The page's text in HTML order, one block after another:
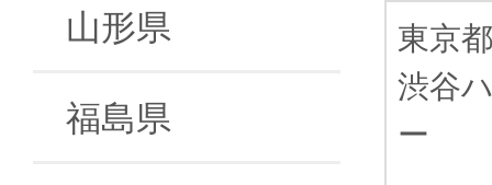
山形県
福島県
東京都
渋谷
ー